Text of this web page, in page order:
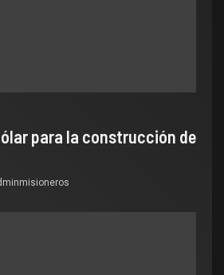
para la construcción de